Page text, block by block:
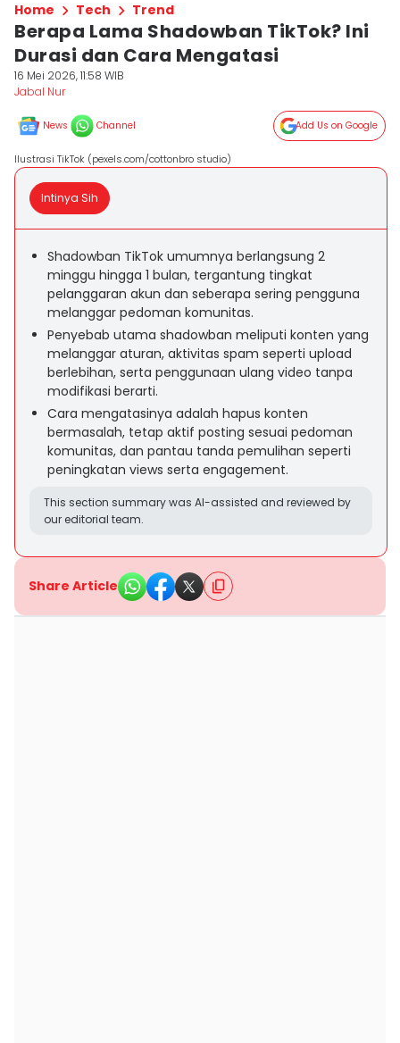
Home Tech Trend
Berapa Lama Shadowban TikTok? Ini
Durasi dan Cara Mengatasi
16 Mei 2026, 11:58 WIB
Jabal Nur
News Channel Add Us on Google
Ilustrasi TikTok (pexels.com/cottonbro studio)
Intinya Sih
Shadowban TikTok umumnya berlangsung 2
minggu hingga 1 bulan, tergantung tingkat
pelanggaran akun dan seberapa sering pengguna
melanggar pedoman komunitas.
Penyebab utama shadowban meliputi konten yang
melanggar aturan, aktivitas spam seperti upload
berlebihan, serta penggunaan ulang video tanpa
modifikasi berarti.
Cara mengatasinya adalah hapus konten
bermasalah, tetap aktif posting sesuai pedoman
komunitas, dan pantau tanda pemulihan seperti
peningkatan views serta engagement.
This section summary was AI-assisted and reviewed by
our editorial team.
Share Article